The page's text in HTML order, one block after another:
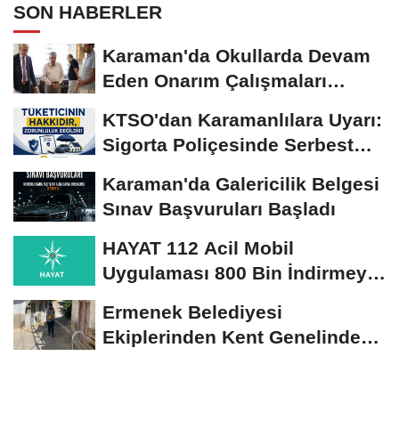
SON HABERLER
Karaman'da Okullarda Devam
Eden Onarım Çalışmaları
KTSO'dan Karamanlılara Uyarı:
Sigorta Poliçesinde Serbest
Karaman'da Galericilik Belgesi
Sınav Başvuruları Başladı
HAYAT 112 Acil Mobil
Uygulaması 800 Bin İndirmeyi
Ermenek Belediyesi
Ekiplerinden Kent Genelinde